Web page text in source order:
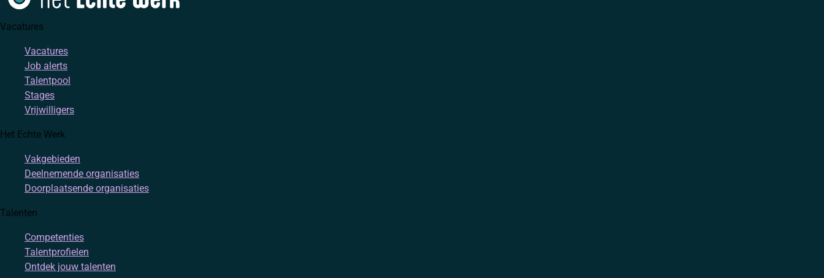
Vacatures
Vacatures
Job alerts
Talentpool
Stages
Vrijwilligers
Het Echte Werk
Vakgebieden
Deelnemende organisaties
Doorplaatsende organisaties
Talenten
Competenties
Talentprofielen
Ontdek jouw talenten